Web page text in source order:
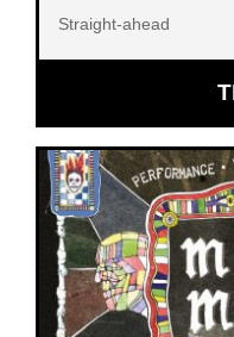
Straight-ahead